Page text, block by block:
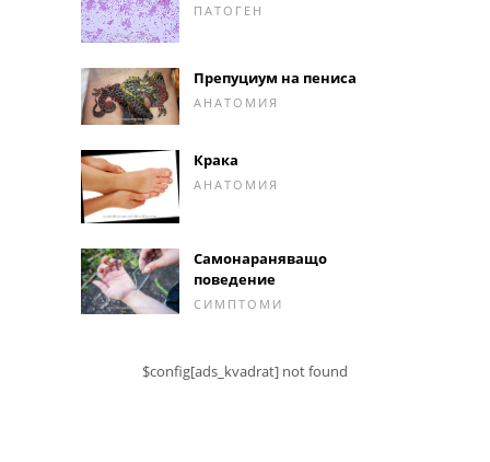
ПАТОГЕН
Препуциум на пениса
АНАТОМИЯ
Крака
АНАТОМИЯ
Самонараняващо
поведение
СИМПТОМИ
$config[ads_kvadrat] not found